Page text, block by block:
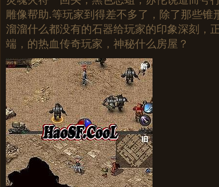
雕像帮助.等玩家到得差不多了，除了那些锥
溜溜什么都没有的石器给玩家的印象深刻，
端，的热血传奇玩家，神秘什么房屋？